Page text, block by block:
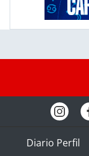
Diario Perfil